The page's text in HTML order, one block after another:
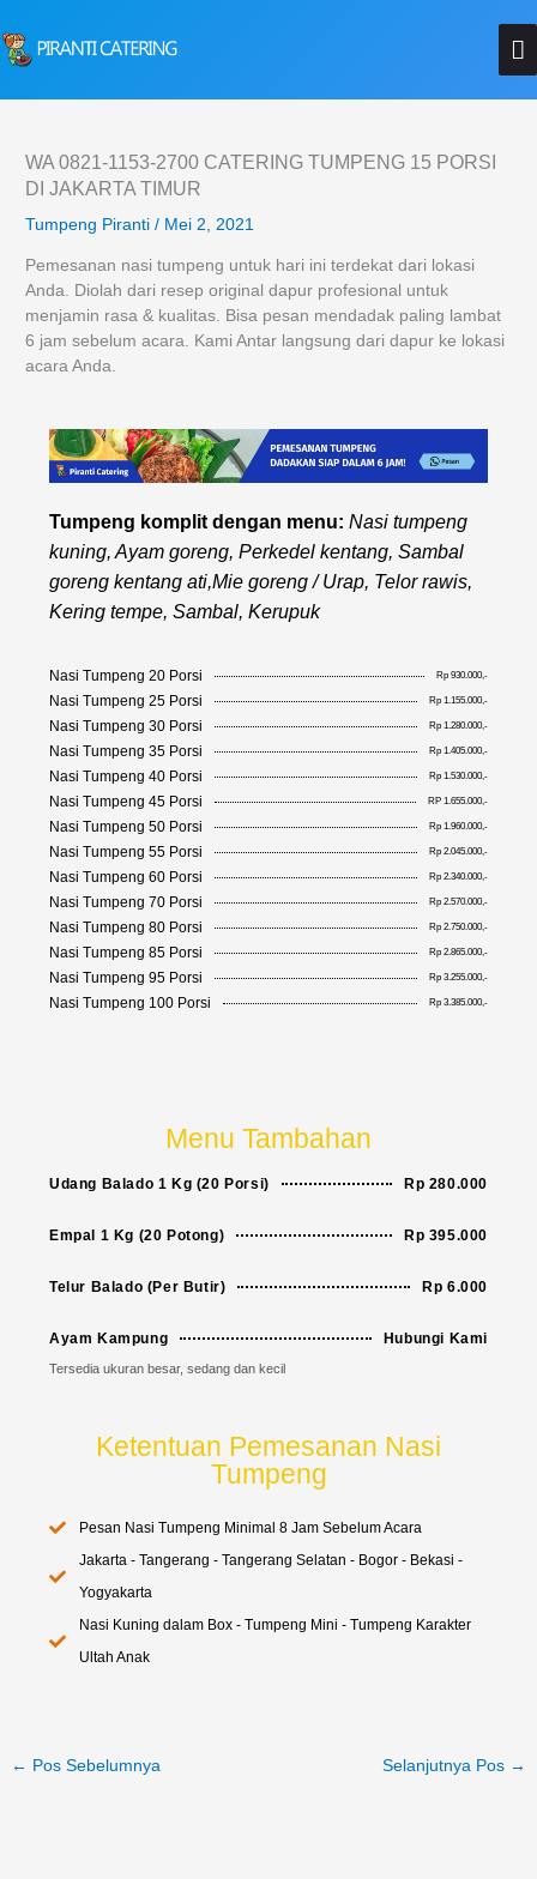
ke
konten
WA 0821-1153-2700 CATERING TUMPENG 15 PORSI
DI JAKARTA TIMUR
Tumpeng Piranti / Mei 2, 2021
Pemesanan nasi tumpeng untuk hari ini terdekat dari lokasi
Anda. Diolah dari resep original dapur profesional untuk
menjamin rasa & kualitas. Bisa pesan mendadak paling lambat
6 jam sebelum acara. Kami Antar langsung dari dapur ke lokasi
acara Anda.
Tumpeng komplit dengan menu: Nasi tumpeng
kuning, Ayam goreng, Perkedel kentang, Sambal
goreng kentang ati,Mie goreng / Urap, Telor rawis,
Kering tempe, Sambal, Kerupuk
Nasi Tumpeng 20 Porsi Rp 930.000,-
Nasi Tumpeng 25 Porsi Rp 1.155.000,-
Nasi Tumpeng 30 Porsi Rp 1.280.000,-
Nasi Tumpeng 35 Porsi Rp 1.405.000,-
Nasi Tumpeng 40 Porsi Rp 1.530.000,-
Nasi Tumpeng 45 Porsi RP 1.655.000,-
Nasi Tumpeng 50 Porsi Rp 1.960.000,-
Nasi Tumpeng 55 Porsi Rp 2.045.000,-
Nasi Tumpeng 60 Porsi Rp 2.340.000,-
Nasi Tumpeng 70 Porsi Rp 2.570.000,-
Nasi Tumpeng 80 Porsi Rp 2.750.000,-
Nasi Tumpeng 85 Porsi Rp 2.865.000,-
Nasi Tumpeng 95 Porsi Rp 3.255.000,-
Nasi Tumpeng 100 Porsi Rp 3.385.000,-
Menu Tambahan
Udang Balado 1 Kg (20 Porsi) Rp 280.000
Empal 1 Kg (20 Potong) Rp 395.000
Telur Balado (Per Butir) Rp 6.000
Ayam Kampung Hubungi Kami
Tersedia ukuran besar, sedang dan kecil
Ketentuan Pemesanan Nasi
Tumpeng
Pesan Nasi Tumpeng Minimal 8 Jam Sebelum Acara
Jakarta - Tangerang - Tangerang Selatan - Bogor - Bekasi -
Yogyakarta
Nasi Kuning dalam Box - Tumpeng Mini - Tumpeng Karakter
Ultah Anak
← Pos Sebelumnya Selanjutnya Pos →